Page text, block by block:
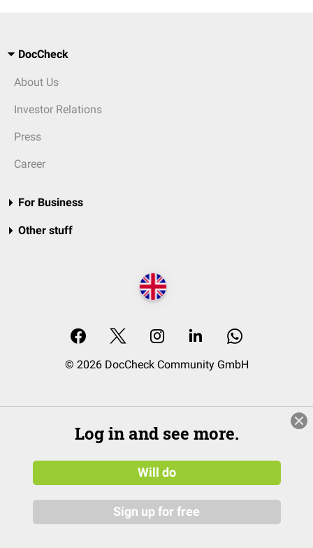
DocCheck
About Us
Investor Relations
Press
Career
For Business
Other stuff
© 2026 DocCheck Community GmbH
Log in and see more.
Will do
Sign up for free